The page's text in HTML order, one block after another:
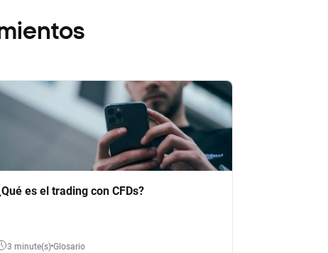
es el trading con CFDs?
3 minute(s) Glosario